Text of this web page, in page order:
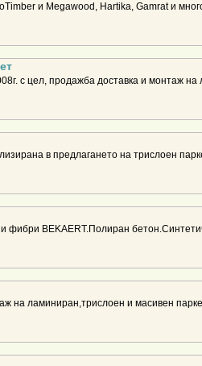
и Megawood, Hartika, Gamrat и
с цел, продажба доставка и монтаж на
в предлагането на трислоен
фибри BEKAERT.Полиран
на ламиниран,трислоен и масивен